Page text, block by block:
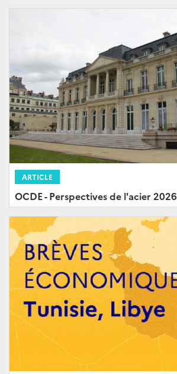
ARTICLE
OCDE - Perspectives de l'acier 2026